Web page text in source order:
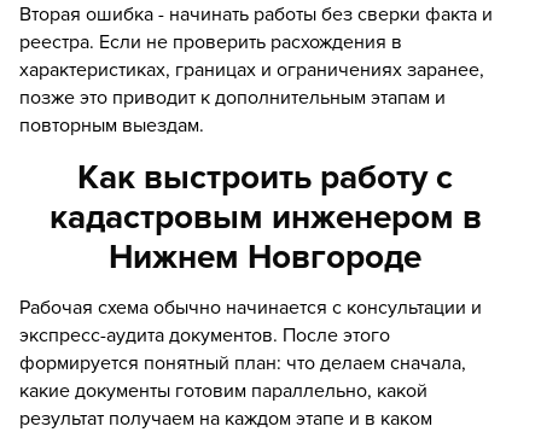
Вторая ошибка - начинать работы без сверки факта и
реестра. Если не проверить расхождения в
характеристиках, границах и ограничениях заранее,
позже это приводит к дополнительным этапам и
повторным выездам.
Как выстроить работу с
кадастровым инженером в
Нижнем Новгороде
Рабочая схема обычно начинается с консультации и
экспресс-аудита документов. После этого
формируется понятный план: что делаем сначала,
какие документы готовим параллельно, какой
результат получаем на каждом этапе и в каком